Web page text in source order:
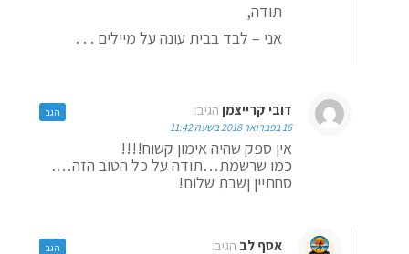
תודה,
אני – לבד בבית עונה על מיילים . . .
דובי קרייצמן הגיב:
16 בפברואר 2018 בשעה 11:42
אין ספק שהיה אימון קשוח!!!!
כמו שרשמת…תודה על כל הטוב הזה….
סחתיין ןשבת שלום!
הגב
אסף לב הגיב: הגב